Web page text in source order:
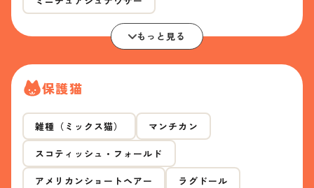
もっと見る
保護猫
雑種（ミックス猫） マンチカン
スコティッシュ・フォールド
アメリカンショートヘアー ラグドール